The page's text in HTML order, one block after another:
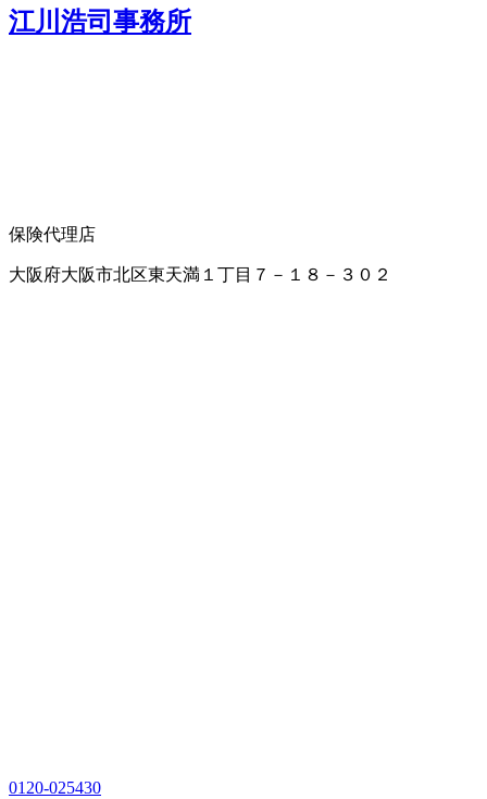
江川浩司事務所
保険代理店
大阪府大阪市北区東天満１丁目７－１８－３０２
0120-025430